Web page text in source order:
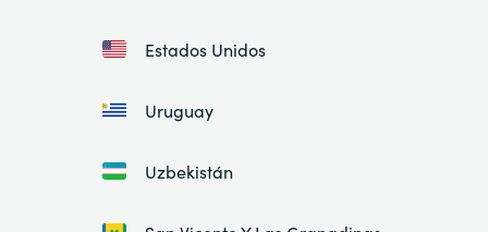
Estados Unidos
Uruguay
Uzbekistán